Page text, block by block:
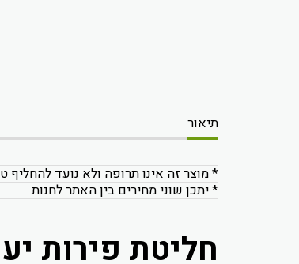
תיאור
* מוצר זה אינו תרופה ולא נועד להחליף
* יתכן שוני מחירים בין האתר לחנות
חליטת פירות יער 25 שקיקים -